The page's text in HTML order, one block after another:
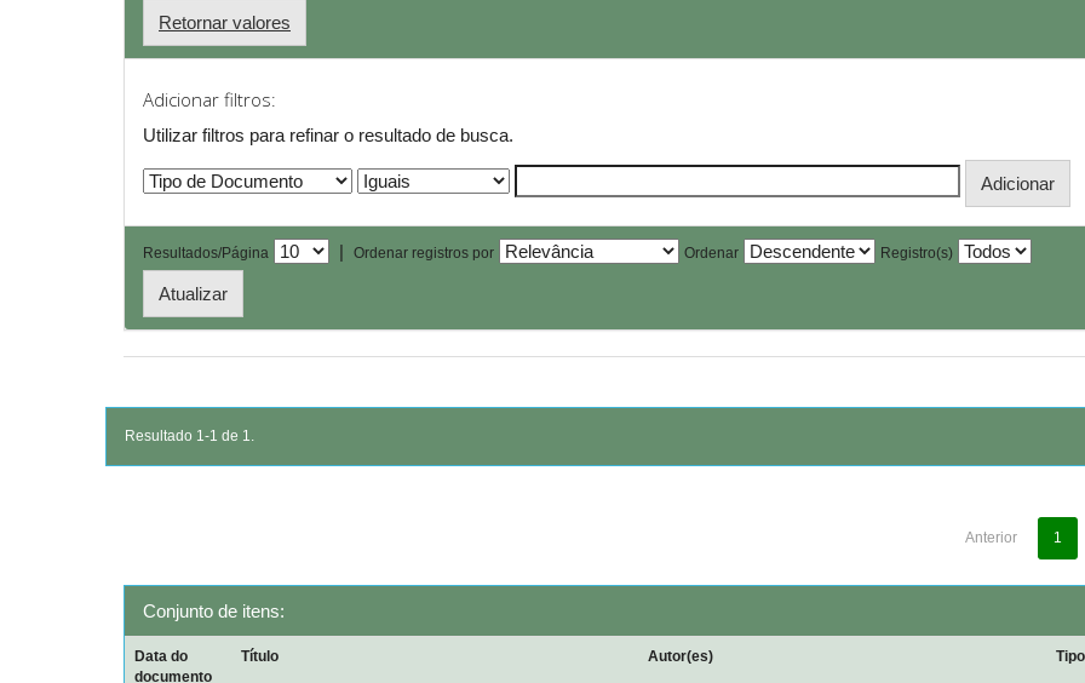
Retornar valores
Adicionar filtros:
Utilizar filtros para refinar o resultado de busca.
Resultados/Página | Ordenar registros por Ordenar Registro(s)
Resultado 1-1 de 1.
Anterior 1
Conjunto de itens:
Data do
documento
Título Autor(es) Tipo